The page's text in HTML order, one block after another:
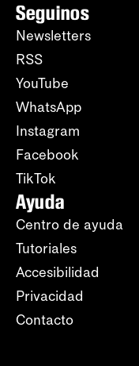
Seguinos
Newsletters
RSS
YouTube
WhatsApp
Instagram
Facebook
TikTok
Ayuda
Centro de ayuda
Tutoriales
Accesibilidad
Privacidad
Contacto